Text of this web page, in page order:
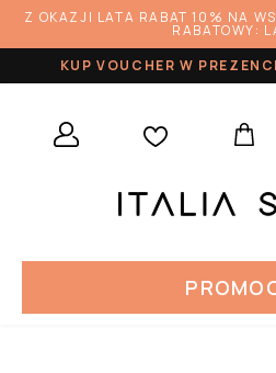
Z OKAZJI LATA RABAT 10% NA
RABATOWY:
KUP VOUCHER W